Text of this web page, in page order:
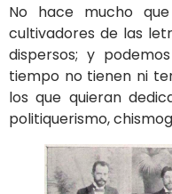
No hace mucho
cultivadores de las
dispersos; y
tiempo no tienen ni
los que quieran
politiquerismo,